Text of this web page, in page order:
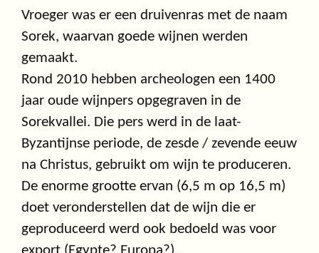
Vroeger was er een druivenras met de naam
Sorek, waarvan goede wijnen werden
gemaakt.
Rond 2010 hebben archeologen een 1400
jaar oude wijnpers opgegraven in de
Sorekvallei. Die pers werd in de laat-
Byzantijnse periode, de zesde / zevende eeuw
na Christus, gebruikt om wijn te produceren.
De enorme grootte ervan (6,5 m op 16,5 m)
doet veronderstellen dat de wijn die er
geproduceerd werd ook bedoeld was voor